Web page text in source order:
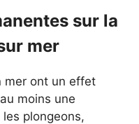
sur la
mer
mer ont un effet
moins une
les plongeons,